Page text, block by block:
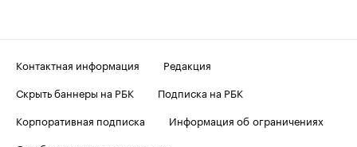
Контактная информация
Редакция
Скрыть баннеры на РБК
Подписка на РБК
Корпоративная подписка
Информация об ограничениях